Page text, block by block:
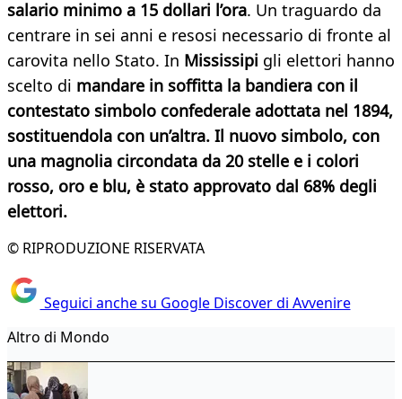
salario minimo a 15 dollari l’ora. Un traguardo da
centrare in sei anni e resosi necessario di fronte al
carovita nello Stato. In Mississipi gli elettori hanno
scelto di mandare in soffitta la bandiera con il
contestato simbolo confederale adottata nel 1894,
sostituendola con un’altra. Il nuovo simbolo, con
una magnolia circondata da 20 stelle e i colori
rosso, oro e blu, è stato approvato dal 68% degli
elettori.
© RIPRODUZIONE RISERVATA
Seguici anche su Google Discover di Avvenire
Altro di Mondo